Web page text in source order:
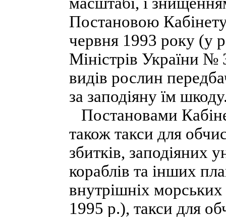
Постановою
червня 1993 року (у
Міністрів України №
видів рослин
за заподіяну їм
Постановами
також такси для
збитків, заподіяних
кораблів та інших
внутрішніх
1995 р.), такси для